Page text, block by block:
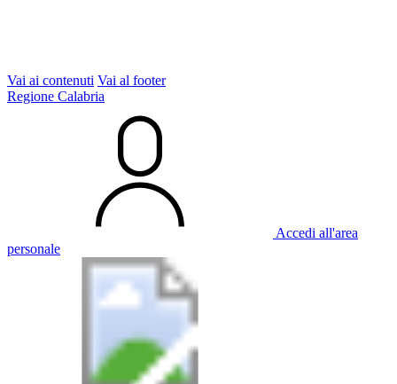
Vai ai contenuti Vai al footer
Regione Calabria
Accedi all'area
personale